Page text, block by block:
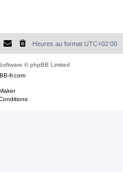
Heures au format UTC+02:00
© phpBB Limited
fr.com